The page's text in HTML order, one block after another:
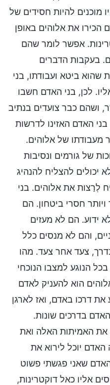
מוכנים להיות חסידים של
הכירו את אלוהים באופן
אפשר לומר שהם
בעקבות הדברים
ביטא ועבודתו, בני
לכן, בני האדם חשבו
ושהם כבר צועדים בנתיב
האדם האזינו לדרשות
מעבודתו של אלוהים.
של גורמים ונסיבות
יכולים להצליח להנהיג
לְרַצות את אלוהים. בני
ויותר חסרי ביטחון. הם
ידוע. הם לא מעזים
והם לא מנסים כלל
צעד אחר צעד. מהו
הנוגע למצבו הנוכחי
הוא להעניק לאדם
דרכו באדם, ואז לארגן
בדרכים שונות.
את האמיתות האלה ואת
יוכל לירוא את
שאני פגשתי פשוט
אליו כאל דוקטרינות,